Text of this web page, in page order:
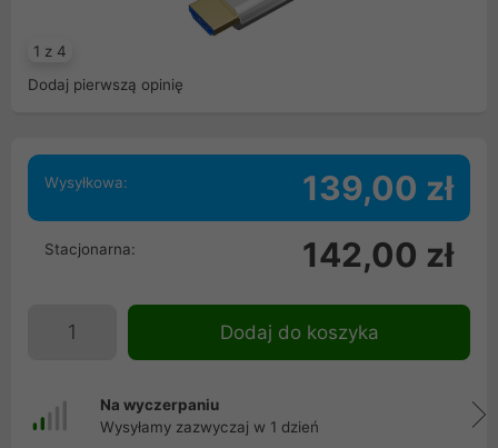
1 z 4
Dodaj pierwszą opinię
Wysyłkowa: 139,00 zł
Stacjonarna: 142,00 zł
Dodaj do koszyka
Na wyczerpaniu
Wysyłamy zazwyczaj w 1 dzień